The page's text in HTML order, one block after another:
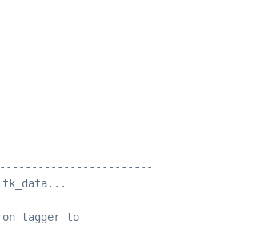
to